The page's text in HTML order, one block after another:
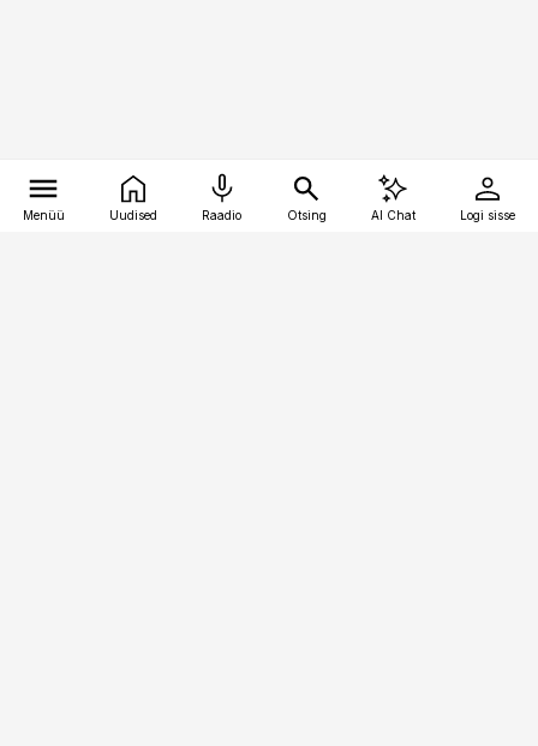
Menüü Uudised Raadio Otsing AI Chat Logi sisse